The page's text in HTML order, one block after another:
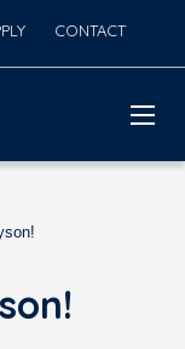
CONTACT